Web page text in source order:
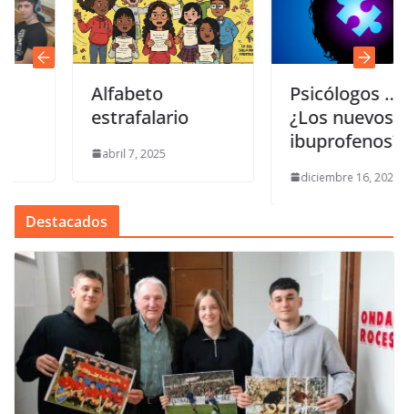
Alfabeto
estrafalario
abril 7, 2025
Psicólogos …
¿Los nuevos
ibuprofenos?
diciembre 16, 2022
Destacados